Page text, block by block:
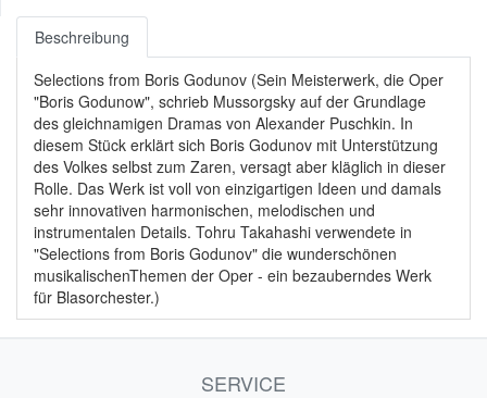
Beschreibung
Selections from Boris Godunov (Sein Meisterwerk, die Oper
"Boris Godunow", schrieb Mussorgsky auf der Grundlage
des gleichnamigen Dramas von Alexander Puschkin. In
diesem Stück erklärt sich Boris Godunov mit Unterstützung
des Volkes selbst zum Zaren, versagt aber kläglich in dieser
Rolle. Das Werk ist voll von einzigartigen Ideen und damals
sehr innovativen harmonischen, melodischen und
instrumentalen Details. Tohru Takahashi verwendete in
"Selections from Boris Godunov" die wunderschönen
musikalischenThemen der Oper - ein bezauberndes Werk
für Blasorchester.)
SERVICE